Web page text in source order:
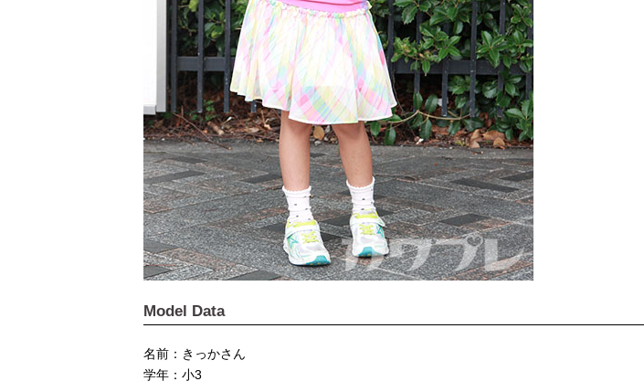
Model Data
名前：きっかさん
学年：小3